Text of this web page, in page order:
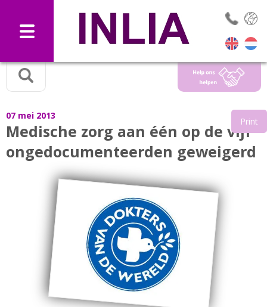
07 mei 2013
Medische zorg aan één op de vijf
ongedocumenteerden geweigerd
Print